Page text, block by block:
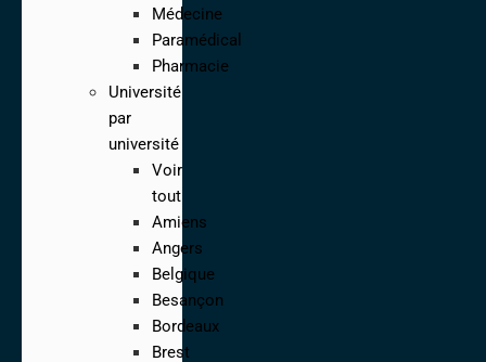
Médecine
Paramédical
Pharmacie
Université
par
université
Voir
tout
Amiens
Angers
Belgique
Besançon
Bordeaux
Brest